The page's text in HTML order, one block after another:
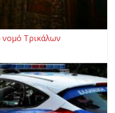
νομό Τρικάλων